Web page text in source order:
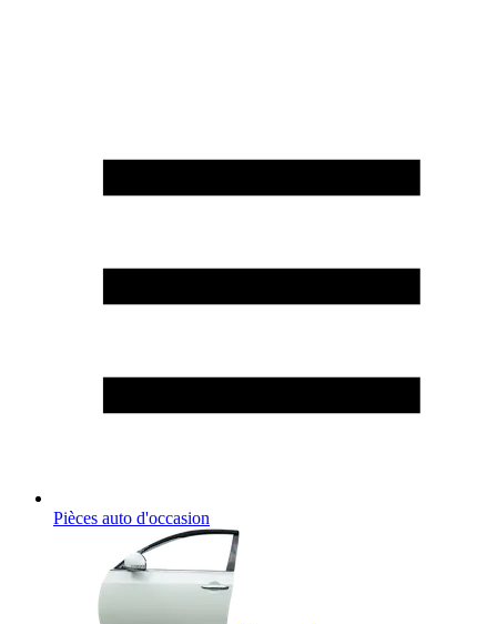
Pièces auto d'occasion